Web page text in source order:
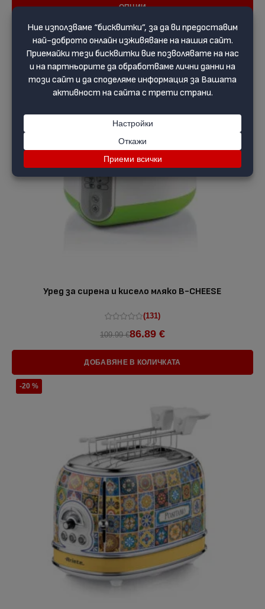
ОПЦИИ
-21 %
Уред за сирена и кисело мляко B-CHEESE
(131)
109.99 €86.89 €
ДОБАВЯНЕ В КОЛИЧКАТА
-20 %